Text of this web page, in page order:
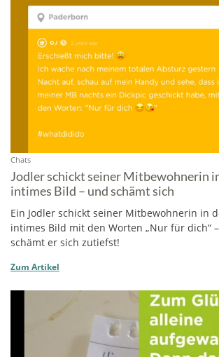
Chats
Jodler schickt seiner Mitbewohnerin
intimes Bild – und schämt sich
Ein Jodler schickt seiner Mitbewohnerin in
intimes Bild mit den Worten „Nur für dich“
schämt er sich zutiefst!
Zum Artikel